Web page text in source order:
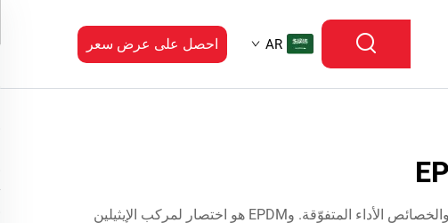
AR احصل على عرض سعر
تمثل أرضيات EPDM الصناعية تقدّمًا ثوريًّا في حلول الأرضيات التجارية والصناعية، حيث تجمع بين المتانة الاستثنائية والخصائص الأداء المتفوّقة. وEPDM هو اختصار لمركب الإيثيلين